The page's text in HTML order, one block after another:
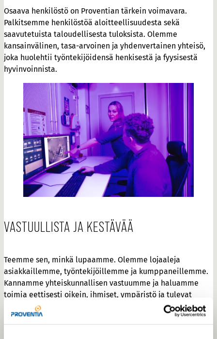
Osaava henkilöstö on Proventian tärkein voimavara.
Palkitsemme henkilöstöä aloitteellisuudesta sekä
saavutetuista taloudellisesta tuloksista. Olemme
kansainvälinen, tasa-arvoinen ja yhdenvertainen yhteisö,
joka huolehtii työntekijöidensä henkisestä ja fyysisestä
hyvinvoinnista.
VASTUULLISTA JA KESTÄVÄÄ
Teemme sen, minkä lupaamme. Olemme lojaaleja
asiakkaillemme, työntekijöillemme ja kumppaneillemme.
Kannamme yhteiskunnallisen vastuumme ja haluamme
toimia eettisesti oikein, ihmiset, ympäristö ja tulevat
sukupolvet huomioiden.